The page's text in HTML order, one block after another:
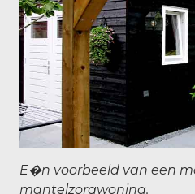
E�n voorbeeld van een
mantelzorgwoning.